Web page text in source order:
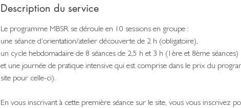
Description du service
Le programme MBSR se déroule en 10 sessions en groupe :
une séance d’orientation/atelier découverte de 2 h (obligatoire),
un cycle hebdomadaire de 8 séances de 2,5 h et 3 h (1ère et 8ème séances)
et une journée de pratique intensive qui est comprise dans le prix du
site pour celle-ci).
En vous inscrivant à cette première séance sur le site, vous vous inscrivez